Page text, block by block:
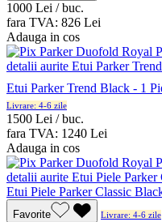
1000 Lei / buc.
fara TVA: 826 Lei
Adauga in cos
Etui Parker Trend Black - 1
Livrare: 4-6 zile
1500 Lei / buc.
fara TVA: 1240 Lei
Adauga in cos
Etui Piele Parker Classic
Favorite Livrare: 4-6 zile